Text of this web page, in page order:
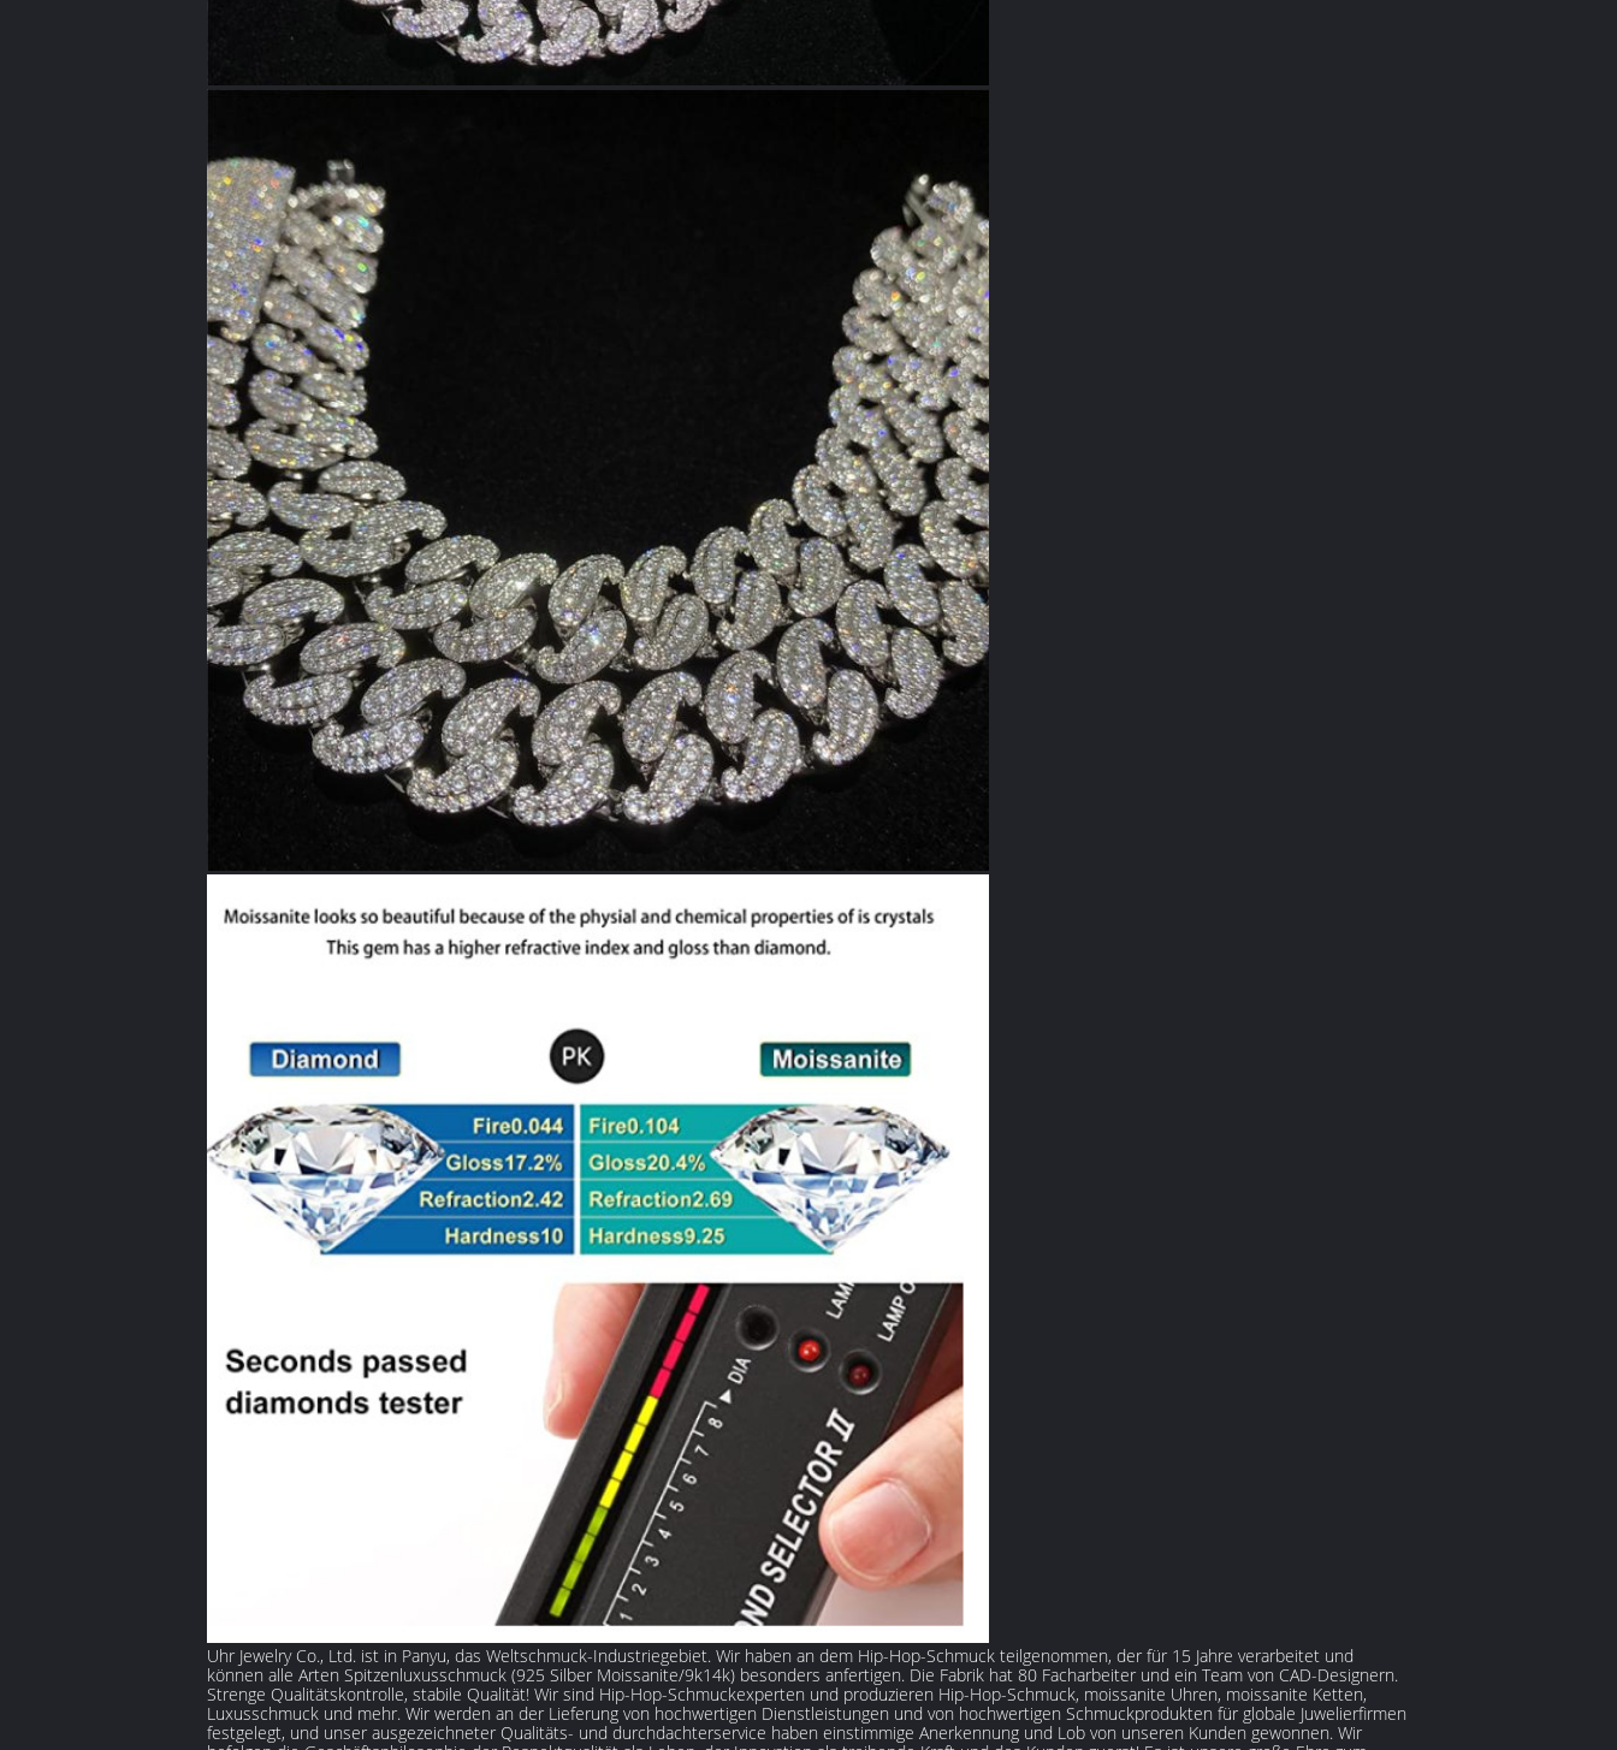
Uhr Jewelry Co., Ltd. ist in Panyu, das Weltschmuck-Industriegebiet. Wir haben an dem Hip-Hop-Schmuck teilgenommen, der für 15 Jahre verarbeitet und
können alle Arten Spitzenluxusschmuck (925 Silber Moissanite/9k14k) besonders anfertigen. Die Fabrik hat 80 Facharbeiter und ein Team von CAD-Designern.
Strenge Qualitätskontrolle, stabile Qualität! Wir sind Hip-Hop-Schmuckexperten und produzieren Hip-Hop-Schmuck, moissanite Uhren, moissanite Ketten,
Luxusschmuck und mehr. Wir werden an der Lieferung von hochwertigen Dienstleistungen und von hochwertigen Schmuckprodukten für globale Juwelierfirmen
festgelegt, und unser ausgezeichneter Qualitäts- und durchdachterservice haben einstimmige Anerkennung und Lob von unseren Kunden gewonnen. Wir